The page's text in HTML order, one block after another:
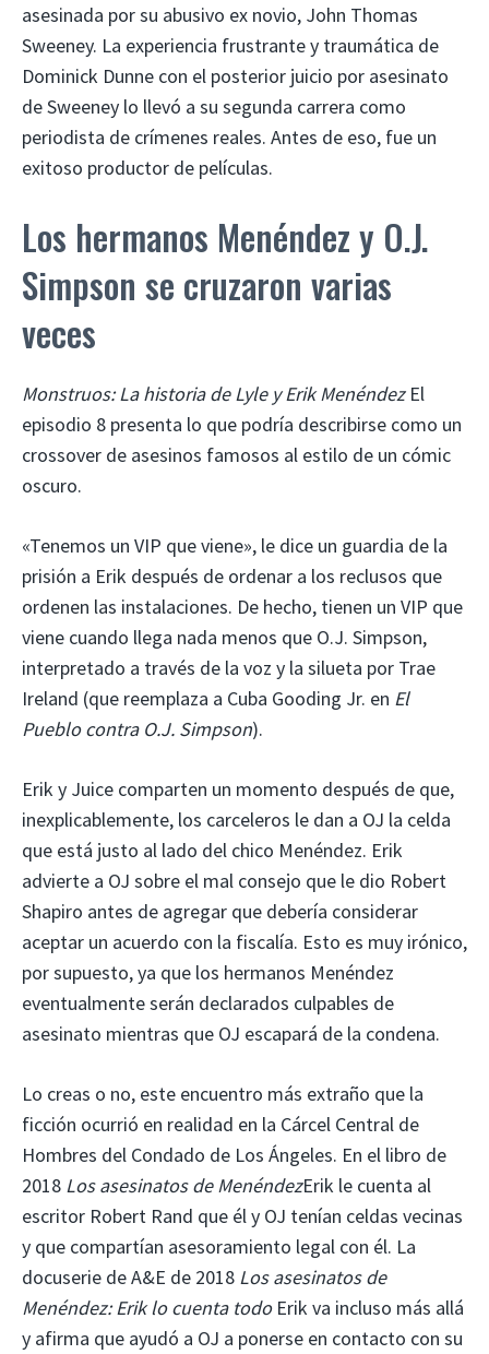
asesinada por su abusivo ex novio, John Thomas
Sweeney. La experiencia frustrante y traumática de
Dominick Dunne con el posterior juicio por asesinato
de Sweeney lo llevó a su segunda carrera como
periodista de crímenes reales. Antes de eso, fue un
exitoso productor de películas.
Los hermanos Menéndez y O.J.
Simpson se cruzaron varias
veces
Monstruos: La historia de Lyle y Erik MenéndezEl
episodio 8 presenta lo que podría describirse como un
crossover de asesinos famosos al estilo de un cómic
oscuro.
«Tenemos un VIP que viene», le dice un guardia de la
prisión a Erik después de ordenar a los reclusos que
ordenen las instalaciones. De hecho, tienen un VIP que
viene cuando llega nada menos que O.J. Simpson,
interpretado a través de la voz y la silueta por Trae
Ireland (que reemplaza a Cuba Gooding Jr. en El
Pueblo contra O.J. Simpson).
Erik y Juice comparten un momento después de que,
inexplicablemente, los carceleros le dan a OJ la celda
que está justo al lado del chico Menéndez. Erik
advierte a OJ sobre el mal consejo que le dio Robert
Shapiro antes de agregar que debería considerar
aceptar un acuerdo con la fiscalía. Esto es muy irónico,
por supuesto, ya que los hermanos Menéndez
eventualmente serán declarados culpables de
asesinato mientras que OJ escapará de la condena.
Lo creas o no, este encuentro más extraño que la
ficción ocurrió en realidad en la Cárcel Central de
Hombres del Condado de Los Ángeles. En el libro de
2018 Los asesinatos de MenéndezErik le cuenta al
escritor Robert Rand que él y OJ tenían celdas vecinas
y que compartían asesoramiento legal con él. La
docuserie de A&E de 2018 Los asesinatos de
Menéndez: Erik lo cuenta todoErik va incluso más allá
y afirma que ayudó a OJ a ponerse en contacto con su